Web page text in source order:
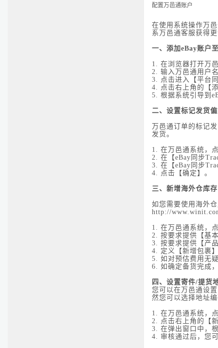
配置万邑通账户
在使用系统操作万
系万邑通客服获得
一、添加eBay账户
1. 在浏览器打开万
2. 输入万邑通用户
3.
点击进入【平台
4.
点击右上角的【
5. 根据系统引导到
二、设置标记发货
万邑通订单的标记
发货。
1. 在万邑通系统，
2. 在【eBay同步
3. 在【eBay同步
4.
点击【确定】。
三、新增海外仓库存
如您需要使用海外
http://
1. 在万邑通系统，
2. 按要求提供【基
3. 按要求提供【产
4. 定义【新增包裹
5. 如对预估费用无
6. 如确定备货完成
四、设置寄件/提货
您可以在万邑通设
然您可以选择地址
1. 在万邑通系统，
2.
点击右上角的【
3. 在弹出窗口中，
4. 审核通过后，您